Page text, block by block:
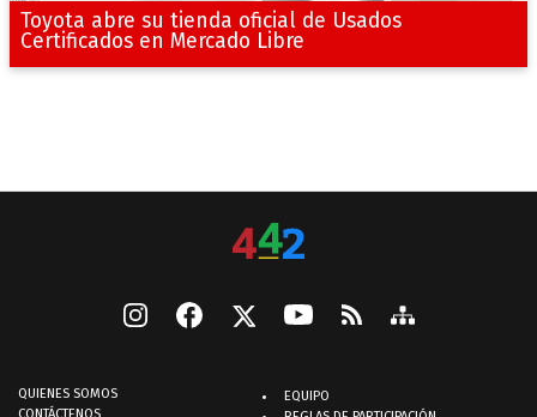
Toyota abre su tienda oficial de Usados
Certificados en Mercado Libre
QUIENES SOMOS
CONTÁCTENOS
EQUIPO